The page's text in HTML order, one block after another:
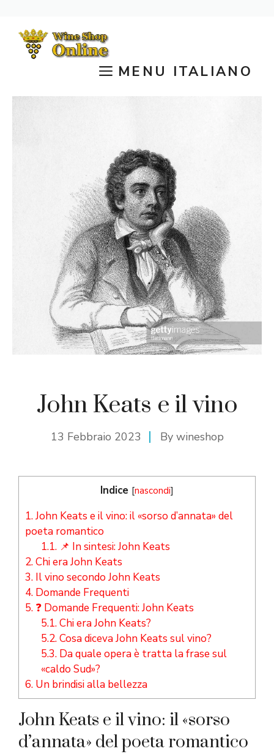
contenuto
MENU ITALIANO
John Keats e il vino
13 Febbraio 2023 By wineshop
Indice [nascondi]
1.John Keats e il vino: il «sorso d’annata» del
poeta romantico
1.1.📌 In sintesi: John Keats
2.Chi era John Keats
3. Il vino secondo John Keats
4. Domande Frequenti
5. ❓ Domande Frequenti: John Keats
5.1.Chi era John Keats?
5.2.Cosa diceva John Keats sul vino?
5.3.Da quale opera è tratta la frase sul
«caldo Sud»?
6. Un brindisi alla bellezza
John Keats e il vino: il «sorso
d’annata» del poeta romantico